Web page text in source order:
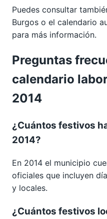
Puedes consultar
Burgos o el calendario
para más información.
Preguntas
calendario
2014
¿Cuántos festivos
2014?
En 2014 el municipio
oficiales que incluyen
y locales.
¿Cuántos festivos